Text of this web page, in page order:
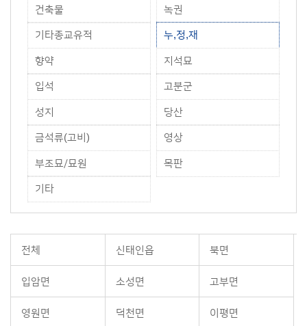
건축물 녹권
기타종교유적 누,정,재
향약 지석묘
입석 고분군
성지 당산
금석류(고비) 영상
부조묘/묘원 목판
기타
전체 신태인읍 북면
입암면 소성면 고부면
영원면 덕천면 이평면